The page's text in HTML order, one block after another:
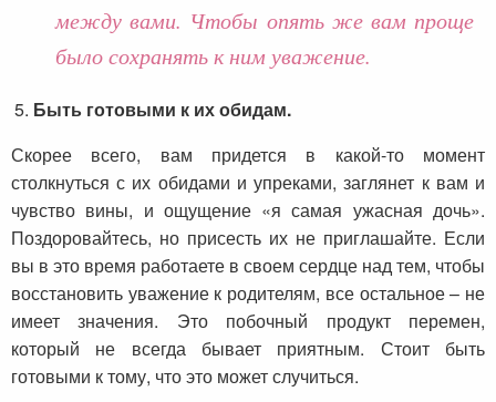
между вами. Чтобы опять же вам проще
было сохранять к ним уважение.
Быть готовыми к их обидам.
Скорее всего, вам придется в какой-то момент
столкнуться с их обидами и упреками, заглянет к вам и
чувство вины, и ощущение «я самая ужасная дочь».
Поздоровайтесь, но присесть их не приглашайте. Если
вы в это время работаете в своем сердце над тем, чтобы
восстановить уважение к родителям, все остальное – не
имеет значения. Это побочный продукт перемен,
который не всегда бывает приятным. Стоит быть
готовыми к тому, что это может случиться.